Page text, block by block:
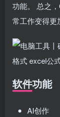
功能。 总之
常工作变得更
软件功能
AI创作